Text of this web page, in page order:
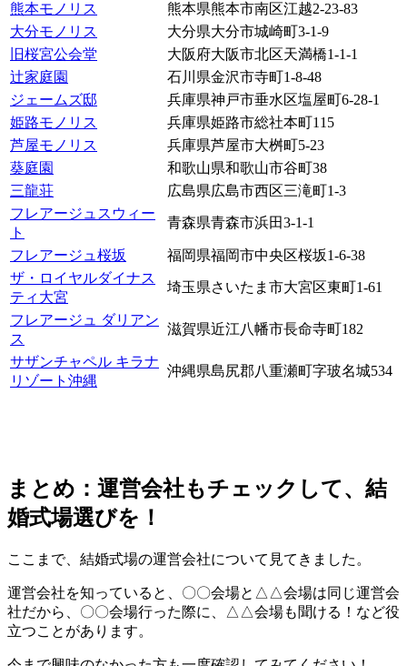
熊本モノリス
熊本県熊本市南区江越2-23-83
大分モノリス
大分県大分市城崎町3-1-9
旧桜宮公会堂
大阪府大阪市北区天満橋1-1-1
辻家庭園
石川県金沢市寺町1-8-48
ジェームズ邸
兵庫県神戸市垂水区塩屋町6-28-1
姫路モノリス
兵庫県姫路市総社本町115
芦屋モノリス
兵庫県芦屋市大桝町5-23
葵庭園
和歌山県和歌山市谷町38
三龍荘
広島県広島市西区三滝町1-3
フレアージュスウィー
ト
青森県青森市浜田3-1-1
フレアージュ桜坂
福岡県福岡市中央区桜坂1-6-38
ザ・ロイヤルダイナス
ティ大宮
埼玉県さいたま市大宮区東町1-61
フレアージュ ダリアン
ス
滋賀県近江八幡市長命寺町182
サザンチャペル キラナ
リゾート沖縄
沖縄県島尻郡八重瀬町字玻名城534
まとめ：運営会社もチェックして、結
婚式場選びを！
ここまで、結婚式場の運営会社について見てきました。
運営会社を知っていると、〇〇会場と△△会場は同じ運営会
社だから、〇〇会場行った際に、△△会場も聞ける！など役
立つことがあります。